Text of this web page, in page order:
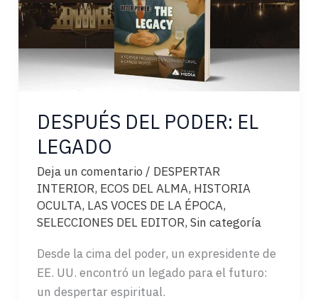
DESPUÉS DEL PODER: EL
LEGADO
Deja un comentario / DESPERTAR
INTERIOR, ECOS DEL ALMA, HISTORIA
OCULTA, LAS VOCES DE LA ÉPOCA,
SELECCIONES DEL EDITOR, Sin categoría
Desde la cima del poder, un expresidente de
EE. UU. encontró un legado para el futuro:
un despertar espiritual.